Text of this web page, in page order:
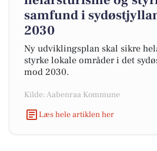
samfund i
2030
Ny udviklingsplan skal sikre
styrke lokale områder i det
mod 2030.
Kilde: Aabenraa Kommune
Læs hele artiklen her